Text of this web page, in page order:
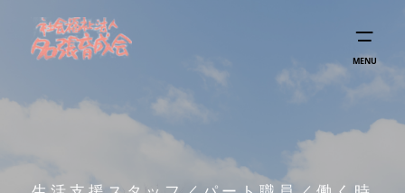
MENU